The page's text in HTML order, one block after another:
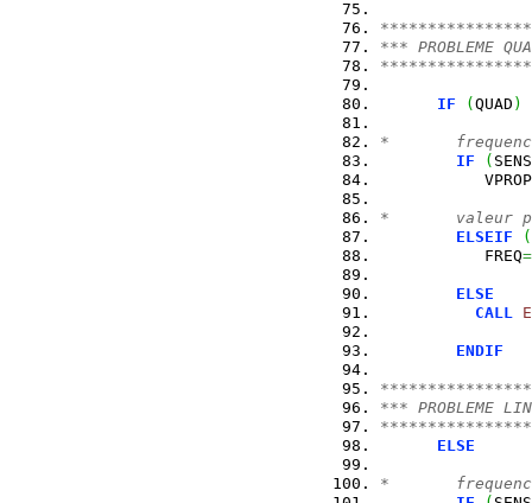
*** PROBLEME
IF (QUAD )
*
IF
(
*       valeur
ELSEIF
(
           FREQ
=
ELSE
CALL
ENDIF
*** PROBLEME
ELSE
*